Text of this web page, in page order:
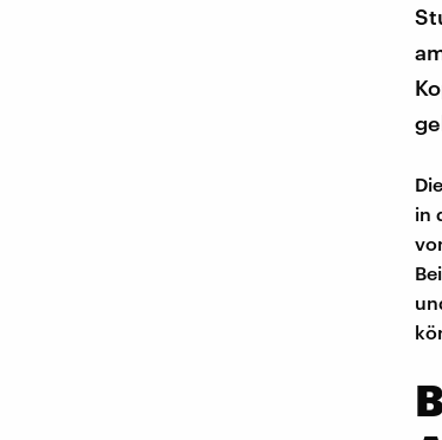
Die
in